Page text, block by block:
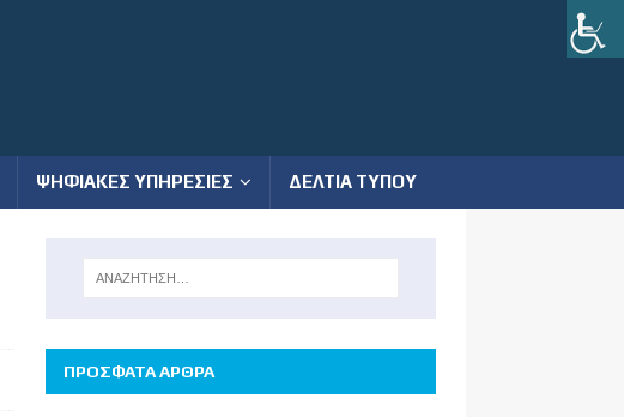
ΨΗΦΙΑΚΕΣ ΥΠΗΡΕΣΙΕΣ ΔΕΛΤΙΑ ΤΥΠΟΥ
ΠΡΟΣΦΑΤΑ ΑΡΘΡΑ